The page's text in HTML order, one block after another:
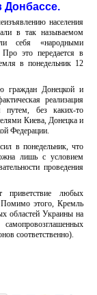
Донбассе.
населения
в так называемом
себя «народными
это передается в
в понедельник 12
граждан Донецкой и
реализация
путем, без каких-то
Киева, Донецка и
Федерации.
в понедельник, что
лишь с условием
проведения
приветствие любых
этого, Кремль
областей Украины на
соответственно).